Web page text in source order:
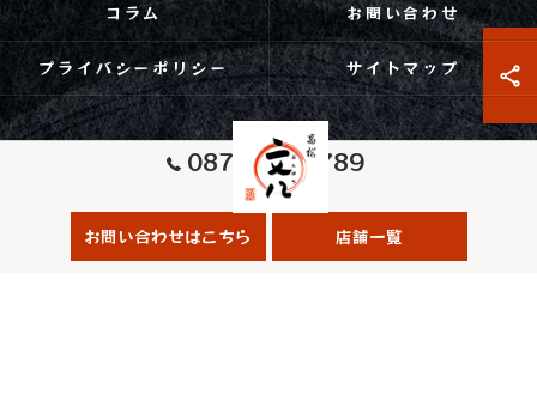
087-863-7789
高松文八
お問い合わせはこちら 店舗一覧
コラム お問い合わせ
プライバシーポリシー サイトマップ
© 2026 香川県高松市の焼肉なら高松文八 ALL RIGHTS RESERVED.